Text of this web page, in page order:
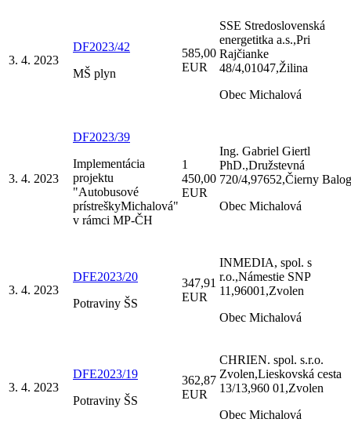
3. 4. 2023
DF2023/42
MŠ plyn
585,00
EUR
SSE Stredoslovenská
energetitka a.s.,Pri
Rajčianke
48/4,01047,Žilina
Obec Michalová
3. 4. 2023
DF2023/39
Implementácia
projektu
"Autobusové
prístreškyMichalová"
v rámci MP-ČH
1
450,00
EUR
Ing. Gabriel Giertl
PhD.,Družstevná
720/4,97652,Čierny Balog
Obec Michalová
3. 4. 2023
DFE2023/20
Potraviny ŠS
347,91
EUR
INMEDIA, spol. s
r.o.,Námestie SNP
11,96001,Zvolen
Obec Michalová
3. 4. 2023
DFE2023/19
Potraviny ŠS
362,87
EUR
CHRIEN. spol. s.r.o.
Zvolen,Lieskovská cesta
13/13,960 01,Zvolen
Obec Michalová